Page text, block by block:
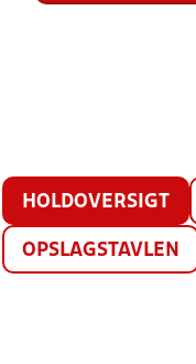
HOLDOVERSIGT
OPSLAGSTAVLEN